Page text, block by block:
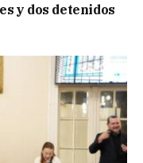
y dos detenidos